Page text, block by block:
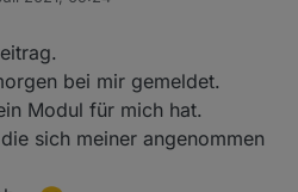
bei mir gemeldet.
Modul für mich hat.
sich meiner angenommen